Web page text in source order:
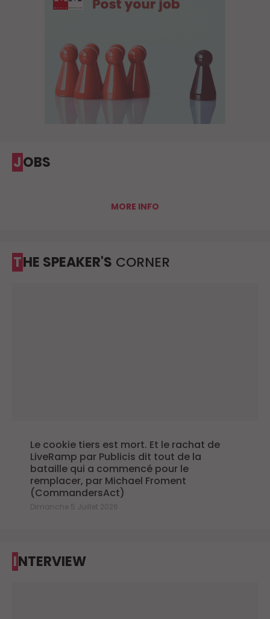
JOBS
MORE INFO
THE SPEAKER'S CORNER
Le cookie tiers est mort. Et le rachat de
LiveRamp par Publicis dit tout de la
bataille qui a commencé pour le
remplacer, par Michael Froment
(CommandersAct)
Dimanche 5 Juillet 2026
INTERVIEW